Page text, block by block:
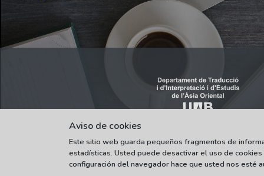
Aviso de cookies
Este sitio web guarda pequeños fragmentos de
estadísticas. Usted puede desactivar el uso de
configuración del navegador hace que usted nos esté